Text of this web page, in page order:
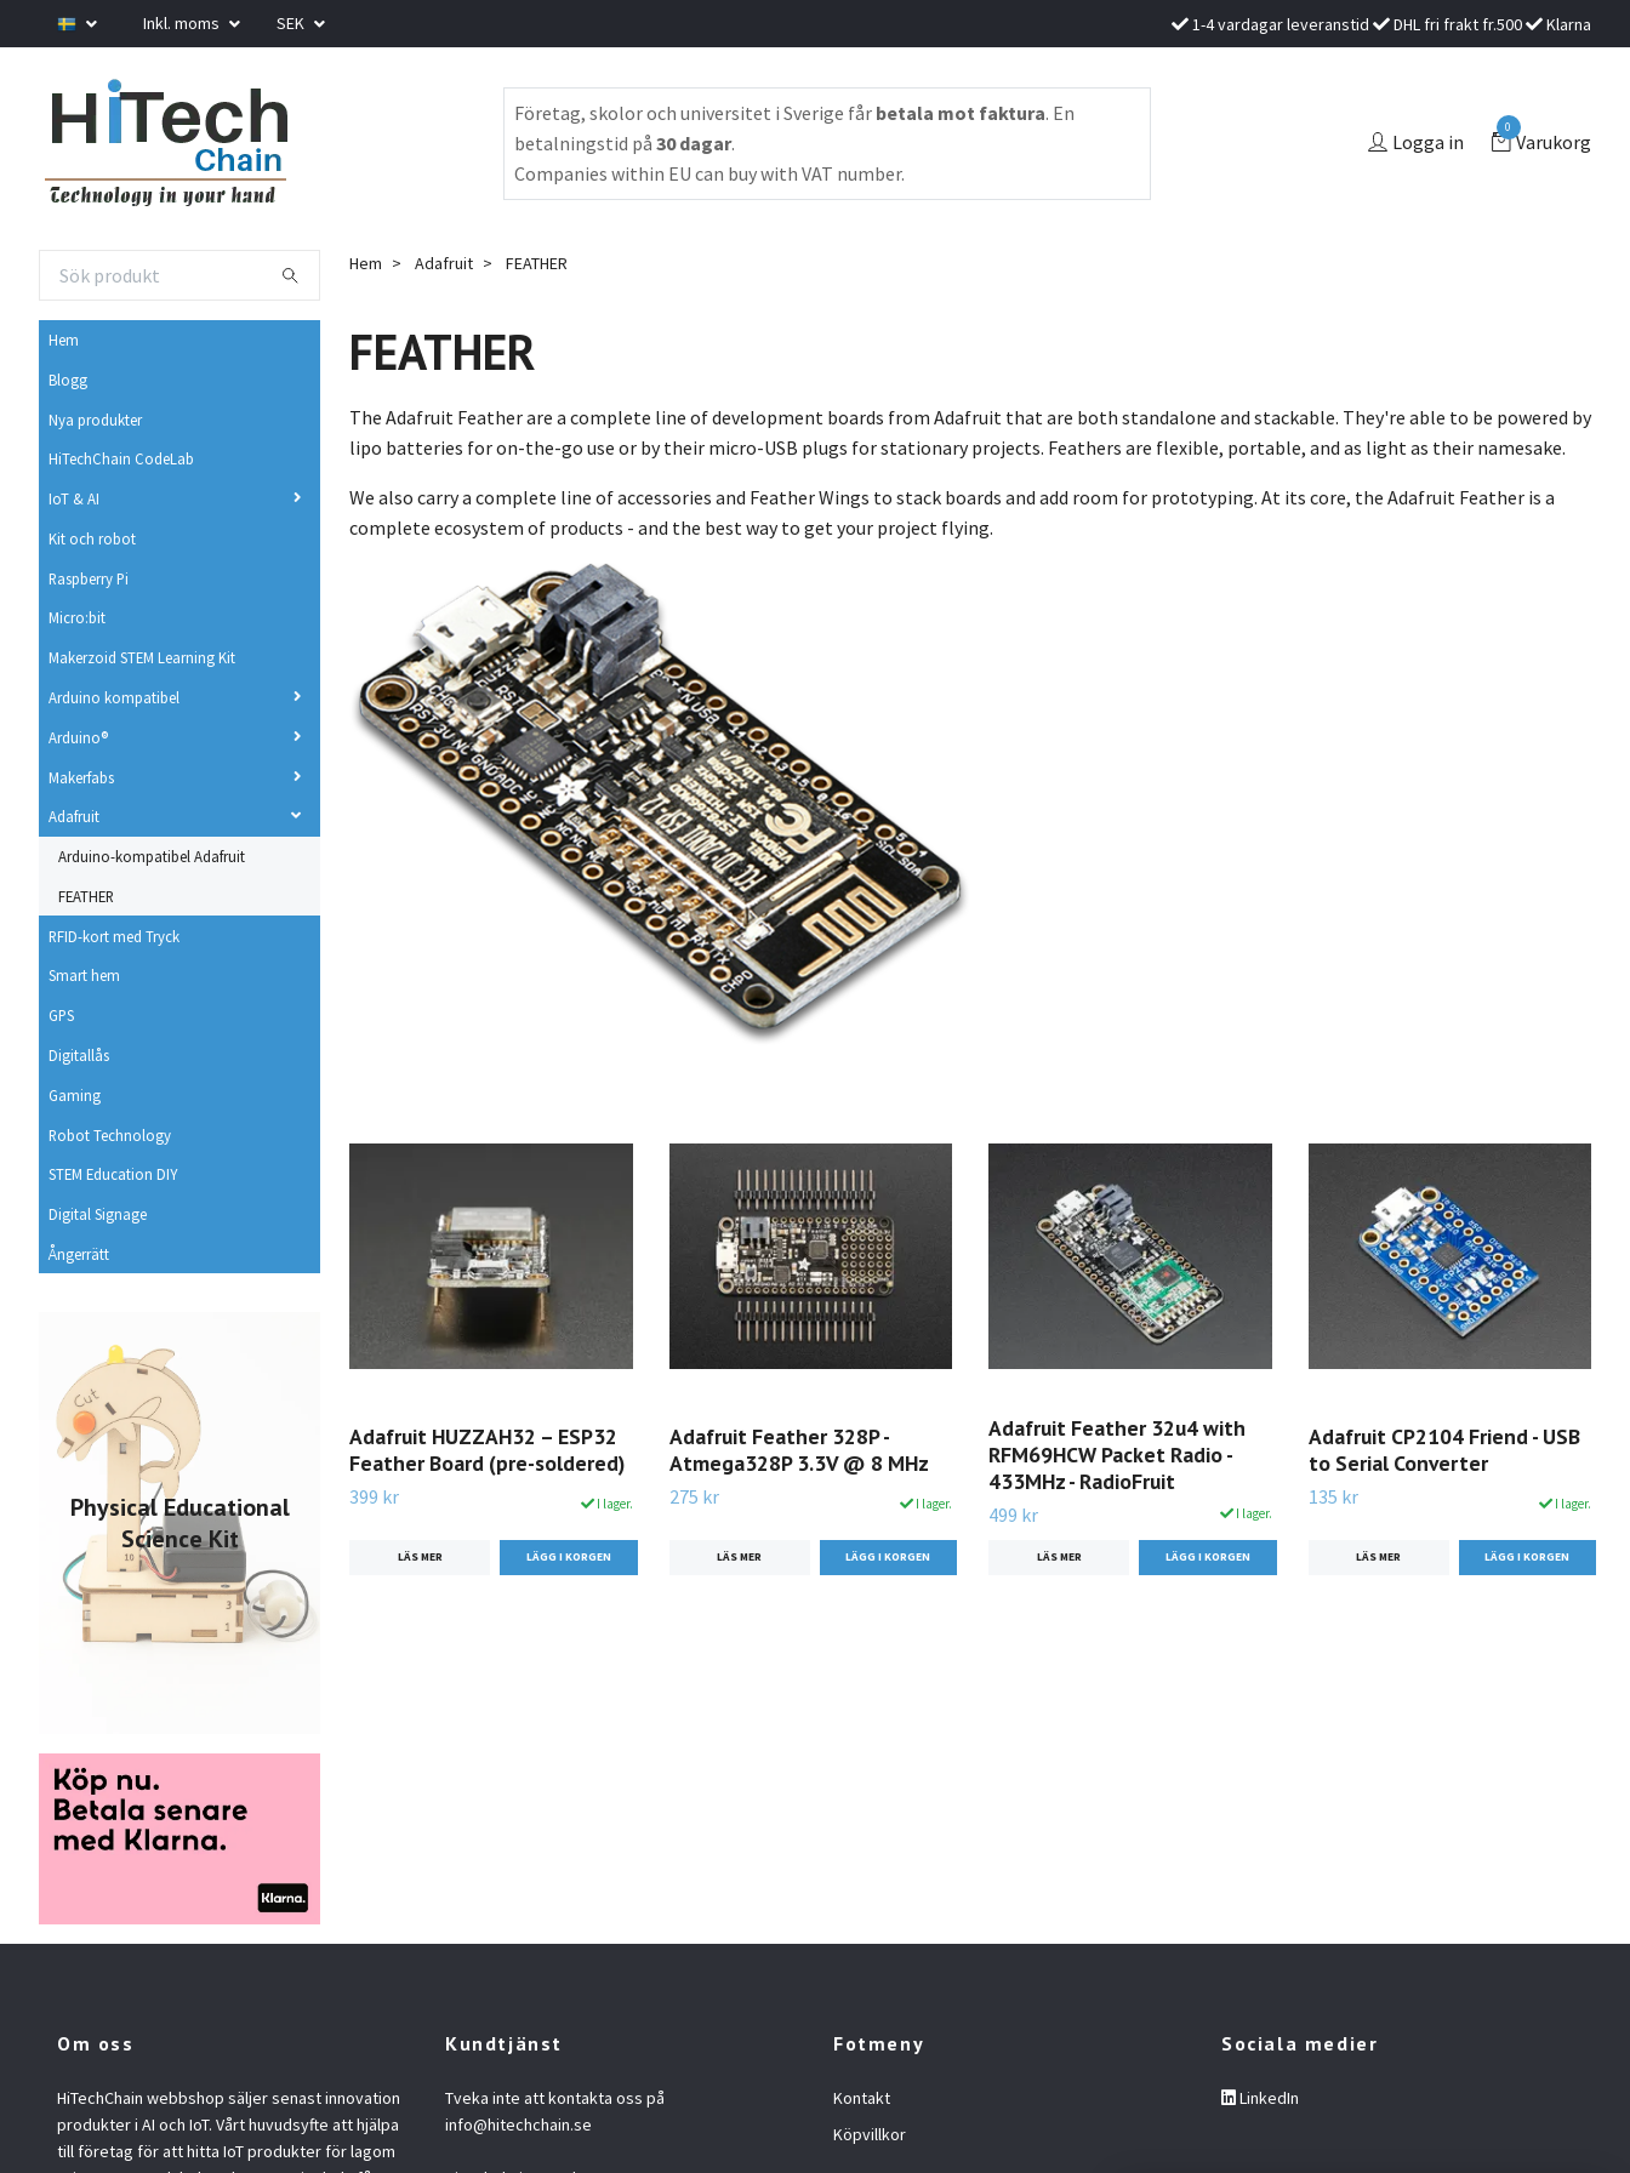
Inkl. moms SEK 1-4 vardagar leveranstid DHL fri frakt fr.500 Klarna
Företag, skolor och universitet i Sverige får betala mot faktura. En
betalningstid på30 dagar.
Companies within EU can buy with VAT number.
Logga in
0
Varukorg
Hem
Blogg
Nya produkter
HiTechChain CodeLab
IoT & AI
Kit och robot
Raspberry Pi
Micro:bit
Makerzoid STEM Learning Kit
Arduino kompatibel
Arduino®
Makerfabs
Adafruit
Arduino-kompatibel Adafruit
FEATHER
RFID-kort med Tryck
Smart hem
GPS
Digitallås
Gaming
Robot Technology
STEM Education DIY
Digital Signage
Ångerrätt
Physical Educational
Science Kit
Hem Adafruit FEATHER
FEATHER
The Adafruit Feather are a complete line of development boards from Adafruit that are both standalone and stackable. They're able to be powered by
lipo batteries for on-the-go use or by their micro-USB plugs for stationary projects. Feathers are flexible, portable, and as light as their namesake.
We also carry a complete line of accessories and Feather Wings to stack boards and add room for prototyping. At its core, the Adafruit Feather is a
complete ecosystem of products - and the best way to get your project flying.
Adafruit HUZZAH32 – ESP32
Feather Board (pre-soldered)
399 kr I lager.
LÄS MER
Adafruit Feather 328P -
Atmega328P 3.3V @ 8 MHz
275 kr I lager.
LÄS MER
Adafruit Feather 32u4 with
RFM69HCW Packet Radio -
433MHz - RadioFruit
499 kr I lager.
LÄS MER
Adafruit CP2104 Friend - USB
to Serial Converter
135 kr I lager.
LÄS MER
Om oss
HiTechChain webbshop säljer senast innovation
produkter i AI och IoT. Vårt huvudsyfte att hjälpa
till företag för att hitta IoT produkter för lagom
Kundtjänst
Tveka inte att kontakta oss på
info@hitechchain.se
Fotmeny
Kontakt
Köpvillkor
Sociala medier
LinkedIn